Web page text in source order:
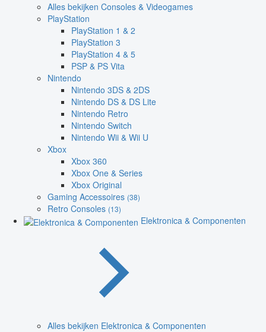
Alles bekijken Consoles & Videogames
PlayStation
PlayStation 1 & 2
PlayStation 3
PlayStation 4 & 5
PSP & PS Vita
Nintendo
Nintendo 3DS & 2DS
Nintendo DS & DS Lite
Nintendo Retro
Nintendo Switch
Nintendo Wii & Wii U
Xbox
Xbox 360
Xbox One & Series
Xbox Original
Gaming Accessoires (38)
Retro Consoles (13)
Elektronica & Componenten
Alles bekijken Elektronica & Componenten